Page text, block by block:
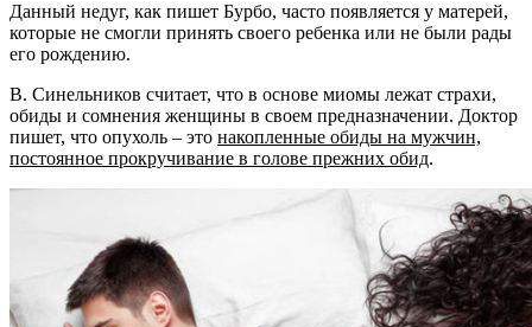
Данный недуг, как пишет Бурбо, часто появляется у матерей,
которые не смогли принять своего ребенка или не были рады
его рождению.
В. Синельников считает, что в основе миомы лежат страхи,
обиды и сомнения женщины в своем предназначении. Доктор
пишет, что опухоль – это накопленные обиды на мужчин,
постоянное прокручивание в голове прежних обид.